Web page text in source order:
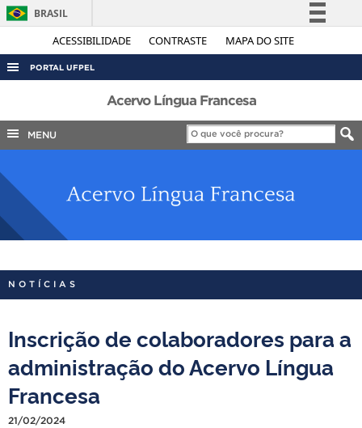
ACESSIBILIDADE CONTRASTE MAPA DO SITE
BRASIL
Simplifique!
Legislação
PORTAL UFPEL
ACESSO À INFORMAÇÃO
AUDITORIA
COBALTO
EDITAIS
INTERNACIONAL
PORTARIAS
Acervo Língua Francesa
MENU
NOTÍCIAS
Inscrição de colaboradores para a
administração do Acervo Língua
Francesa
21/02/2024